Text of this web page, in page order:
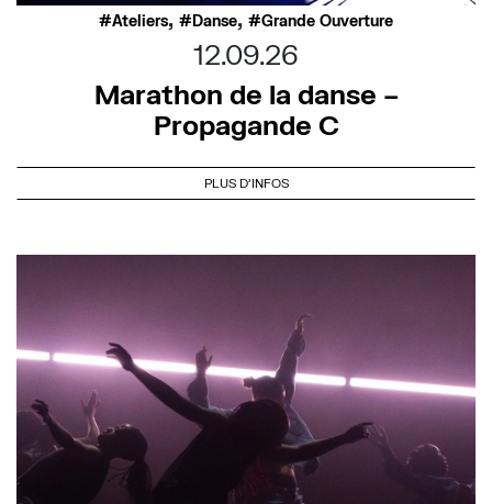
Ateliers, Danse, Grande Ouverture
12.09.26
Marathon de la danse –
Propagande C
PLUS D'INFOS